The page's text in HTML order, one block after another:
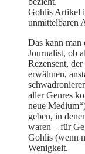
Gohlis Artikel
unmittelbaren
Das kann man
Journalist, ob
Rezensent,
erwähnen,
aller Genres
neue
geben, in
waren – für
Gohlis (wenn
Wenigkeit.